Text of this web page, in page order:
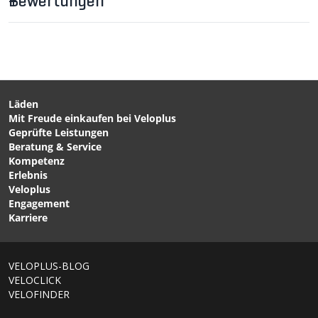
CHF 23.90
SM-SH11 SPD-SL
Schuhplatte 6° Float / gelb
von SHIMANO
CHF 19.90
Läden
Mit Freude einkaufen bei Veloplus
Geprüfte Leistungen
Beratung & Service
Kompetenz
Erlebnis
Veloplus
Engagement
Karriere
VELOPLUS-BLOG
VELOCLICK
VELOFINDER